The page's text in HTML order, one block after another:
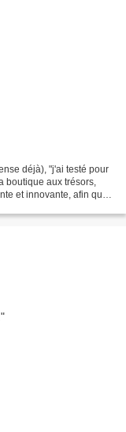
déjà), "j'ai testé pour
boutique aux trésors,
et innovante, afin que